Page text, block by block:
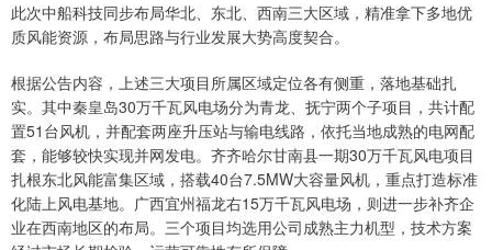
此次中船科技同步布局华北、东北、西南三大区域，精准拿下多地优
质风能资源，布局思路与行业发展大势高度契合。
根据公告内容，上述三大项目所属区域定位各有侧重，落地基础扎
实。其中秦皇岛30万千瓦风电场分为青龙、抚宁两个子项目，共计配
置51台风机，并配套两座升压站与输电线路，依托当地成熟的电网配
套，能够较快实现并网发电。齐齐哈尔甘南县一期30万千瓦风电项目
扎根东北风能富集区域，搭载40台7.5MW大容量风机，重点打造标准
化陆上风电基地。广西宜州福龙右15万千瓦风电场，则进一步补齐企
业在西南地区的布局。三个项目均选用公司成熟主力机型，技术方案